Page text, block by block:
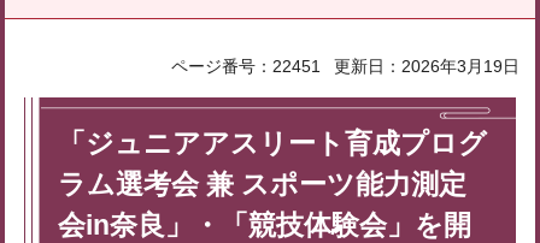
ページ番号：22451 更新日：2026年3月19日
「ジュニアアスリート育成プログ
ラム選考会 兼 スポーツ能力測定
会in奈良」・「競技体験会」を開